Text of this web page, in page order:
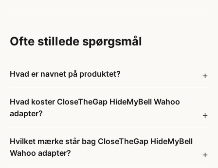
Ofte stillede spørgsmål
Hvad er navnet på produktet?
Hvad koster CloseTheGap HideMyBell Wahoo
adapter?
Hvilket mærke står bag CloseTheGap HideMyBell
Wahoo adapter?